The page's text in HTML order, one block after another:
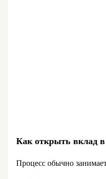
Как открыть вклад
Процесс обычно